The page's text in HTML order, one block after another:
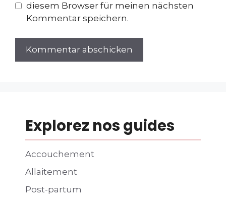
diesem Browser für meinen nächsten
Kommentar speichern.
Explorez nos guides
Accouchement
Allaitement
Post-partum